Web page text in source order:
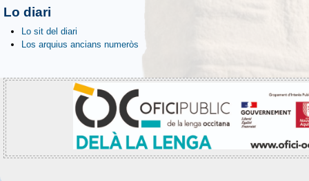
Lo diari
Lo sit del diari
Los arquius ancians numeròs